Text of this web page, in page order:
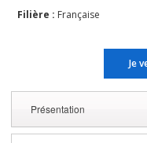
Filière : Française
Je
Présentation